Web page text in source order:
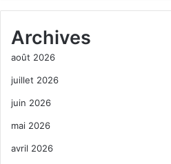
Archives
août 2026
juillet 2026
juin 2026
mai 2026
avril 2026